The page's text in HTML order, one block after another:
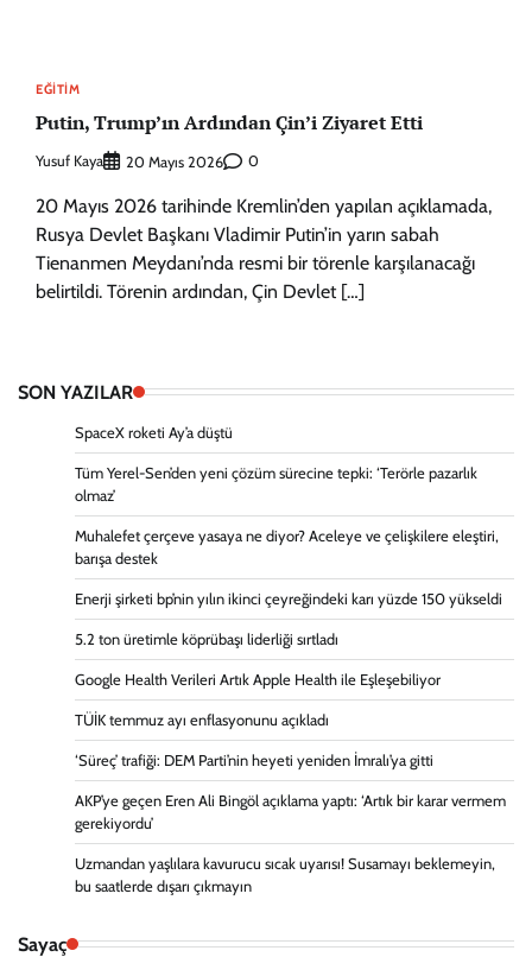
EĞITIM
Putin, Trump’ın Ardından Çin’i Ziyaret Etti
Yusuf Kaya 20 Mayıs 2026 0
20 Mayıs 2026 tarihinde Kremlin’den yapılan açıklamada,
Rusya Devlet Başkanı Vladimir Putin’in yarın sabah
Tienanmen Meydanı’nda resmi bir törenle karşılanacağı
belirtildi. Törenin ardından, Çin Devlet […]
SON YAZILAR
SpaceX roketi Ay’a düştü
Tüm Yerel-Sen’den yeni çözüm sürecine tepki: ‘Terörle pazarlık
olmaz’
Muhalefet çerçeve yasaya ne diyor? Aceleye ve çelişkilere eleştiri,
barışa destek
Enerji şirketi bp’nin yılın ikinci çeyreğindeki karı yüzde 150 yükseldi
5.2 ton üretimle köprübaşı liderliği sırtladı
Google Health Verileri Artık Apple Health ile Eşleşebiliyor
TÜİK temmuz ayı enflasyonunu açıkladı
‘Süreç’ trafiği: DEM Parti’nin heyeti yeniden İmralı’ya gitti
AKP’ye geçen Eren Ali Bingöl açıklama yaptı: ‘Artık bir karar vermem
gerekiyordu’
Uzmandan yaşlılara kavurucu sıcak uyarısı! Susamayı beklemeyin,
bu saatlerde dışarı çıkmayın
Sayaç